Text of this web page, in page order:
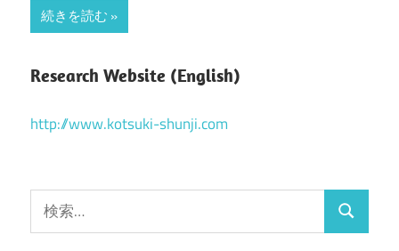
続きを読む
Research Website (English)
http://www.kotsuki-shunji.com
検
索
検